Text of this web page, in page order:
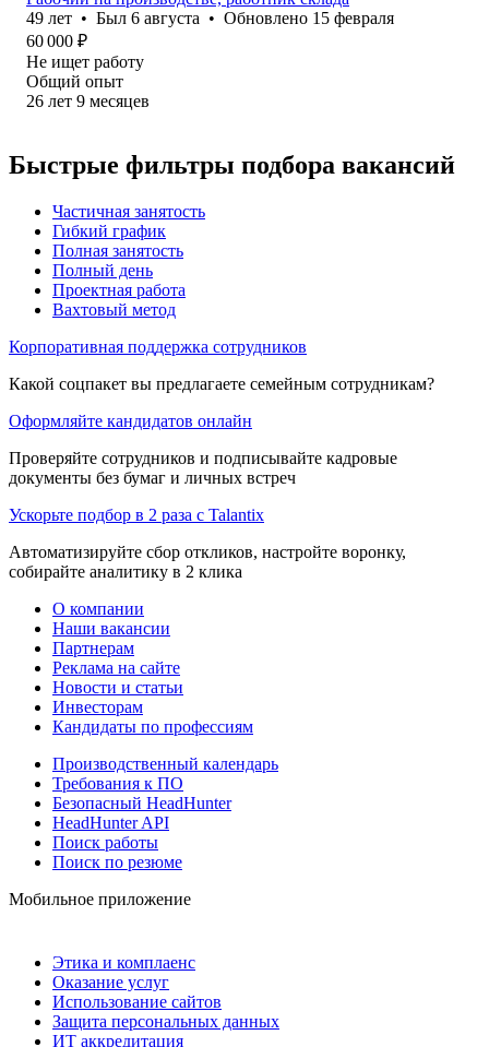
49 лет • Был 6 августа • Обновлено 15 февраля
60 000 ₽
Не ищет работу
Общий опыт
26 лет 9 месяцев
Быстрые фильтры подбора вакансий
Частичная занятость
Гибкий график
Полная занятость
Полный день
Проектная работа
Вахтовый метод
Корпоративная поддержка сотрудников
Какой соцпакет вы предлагаете семейным сотрудникам?
Оформляйте кандидатов онлайн
Проверяйте сотрудников и подписывайте кадровые
документы без бумаг и личных встреч
Ускорьте подбор в 2 раза с Talantix
Автоматизируйте сбор откликов, настройте воронку,
собирайте аналитику в 2 клика
О компании
Наши вакансии
Партнерам
Реклама на сайте
Новости и статьи
Инвесторам
Кандидаты по профессиям
Производственный календарь
Требования к ПО
Безопасный HeadHunter
HeadHunter API
Поиск работы
Поиск по резюме
Мобильное приложение
Этика и комплаенс
Оказание услуг
Использование сайтов
Защита персональных данных
ИТ аккредитация